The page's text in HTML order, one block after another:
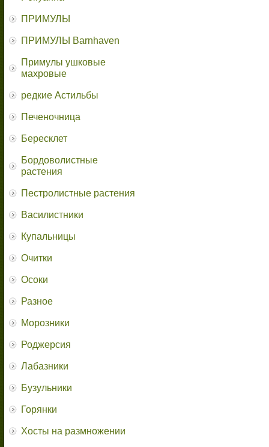
ПРИМУЛЫ
ПРИМУЛЫ Barnhaven
Примулы ушковые
махровые
редкие Астильбы
Печеночница
Бересклет
Бордоволистные
растения
Пестролистные растения
Василистники
Купальницы
Очитки
Осоки
Разное
Морозники
Роджерсия
Лабазники
Бузульники
Горянки
Хосты на размножении